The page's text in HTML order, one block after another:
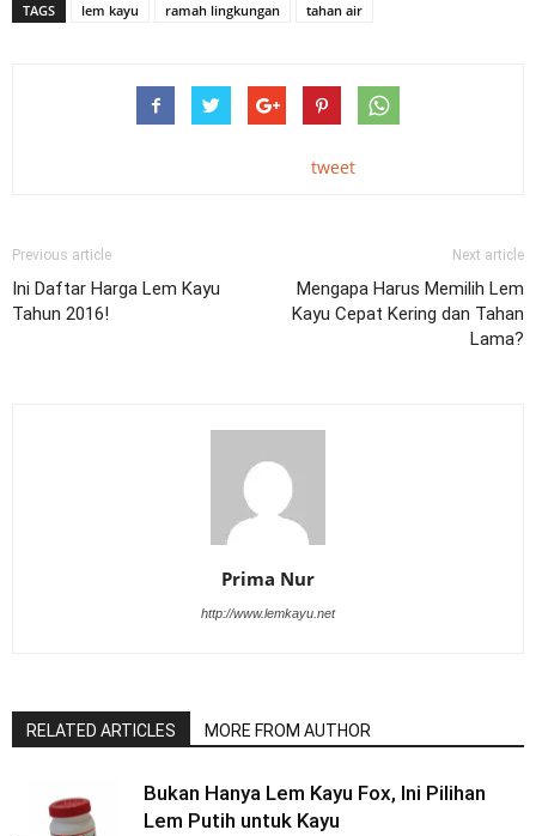
TAGS lem kayu ramah lingkungan tahan air
tweet
Previous article
Ini Daftar Harga Lem Kayu
Tahun 2016!
Next article
Mengapa Harus Memilih Lem
Kayu Cepat Kering dan Tahan
Lama?
Prima Nur
http://www.lemkayu.net
RELATED ARTICLES MORE FROM AUTHOR
Bukan Hanya Lem Kayu Fox, Ini Pilihan
Lem Putih untuk Kayu